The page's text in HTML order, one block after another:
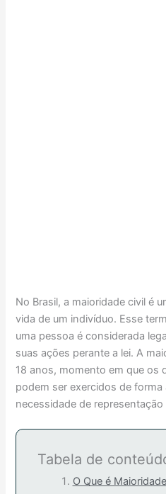
No Brasil, a maioridade civil é
vida de um indivíduo. Esse
uma pessoa é considerada
suas ações perante a lei. A
18 anos, momento em que os
podem ser exercidos de forma
necessidade de
Tabela de
O Que é